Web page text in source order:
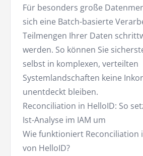
Für besonders große
sich eine Batch-basierte
Teilmengen Ihrer Daten
werden. So können Sie
selbst in komplexen, verteilten
Systemlandschaften keine
unentdeckt bleiben.
Reconciliation in HelloID: So
Ist-Analyse im IAM um
Wie funktioniert Reconciliation
von HelloID?